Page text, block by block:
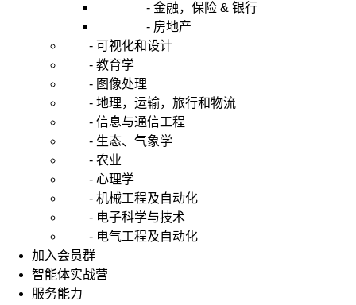
- 金融，保险 & 银行
- 房地产
- 可视化和设计
- 教育学
- 图像处理
- 地理，运输，旅行和物流
- 信息与通信工程
- 生态、气象学
- 农业
- 心理学
- 机械工程及自动化
- 电子科学与技术
- 电气工程及自动化
加入会员群
智能体实战营
服务能力